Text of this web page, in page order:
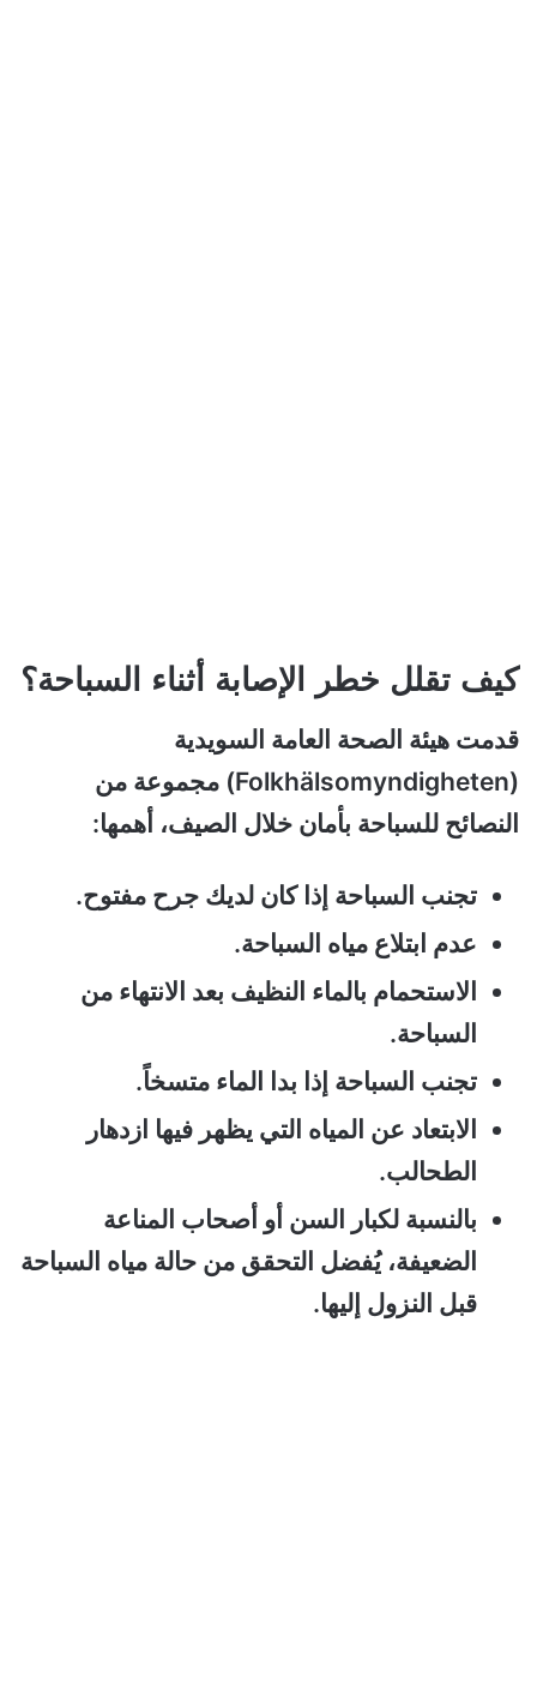
كيف تقلل خطر الإصابة أثناء السباحة؟
قدمت هيئة الصحة العامة السويدية
(Folkhälsomyndigheten) مجموعة من
النصائح للسباحة بأمان خلال الصيف، أهمها:
تجنب السباحة إذا كان لديك جرح مفتوح.
عدم ابتلاع مياه السباحة.
الاستحمام بالماء النظيف بعد الانتهاء من
السباحة.
تجنب السباحة إذا بدا الماء متسخاً.
الابتعاد عن المياه التي يظهر فيها ازدهار
الطحالب.
بالنسبة لكبار السن أو أصحاب المناعة
الضعيفة، يُفضل التحقق من حالة مياه السباحة
قبل النزول إليها.